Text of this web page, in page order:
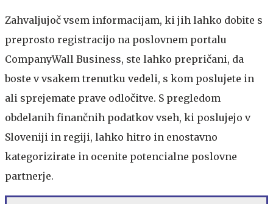
Zahvaljujoč vsem informacijam, ki jih lahko dobite s
preprosto registracijo na poslovnem portalu
CompanyWall Business, ste lahko prepričani, da
boste v vsakem trenutku vedeli, s kom poslujete in
ali sprejemate prave odločitve. S pregledom
obdelanih finančnih podatkov vseh, ki poslujejo v
Sloveniji in regiji, lahko hitro in enostavno
kategorizirate in ocenite potencialne poslovne
partnerje.